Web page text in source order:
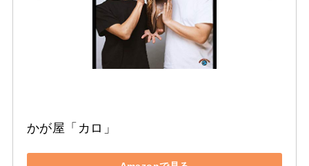
かが屋「カロ」